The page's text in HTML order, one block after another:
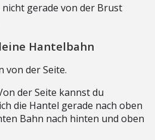
gerade von der Brust
Hantelbahn
von der Seite.
der Seite kannst du
die Hantel gerade nach oben
Bahn nach hinten und oben